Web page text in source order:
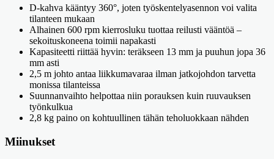
D-kahva kääntyy 360°, joten työskentelyasennon voi valita
tilanteen mukaan
Alhainen 600 rpm kierrosluku tuottaa reilusti vääntöä –
sekoituskoneena toimii napakasti
Kapasiteetti riittää hyvin: teräkseen 13 mm ja puuhun jopa 36
mm asti
2,5 m johto antaa liikkumavaraa ilman jatkojohdon tarvetta
monissa tilanteissa
Suunnanvaihto helpottaa niin porauksen kuin ruuvauksen
työnkulkua
2,8 kg paino on kohtuullinen tähän teholuokkaan nähden
Miinukset